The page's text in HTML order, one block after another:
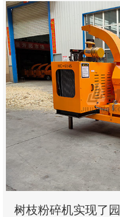
树枝粉碎机实现了